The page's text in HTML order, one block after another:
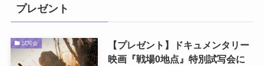
プレゼント
試写会
【プレゼント】ドキュメンタリー
映画『戦場0地点』特別試写会に